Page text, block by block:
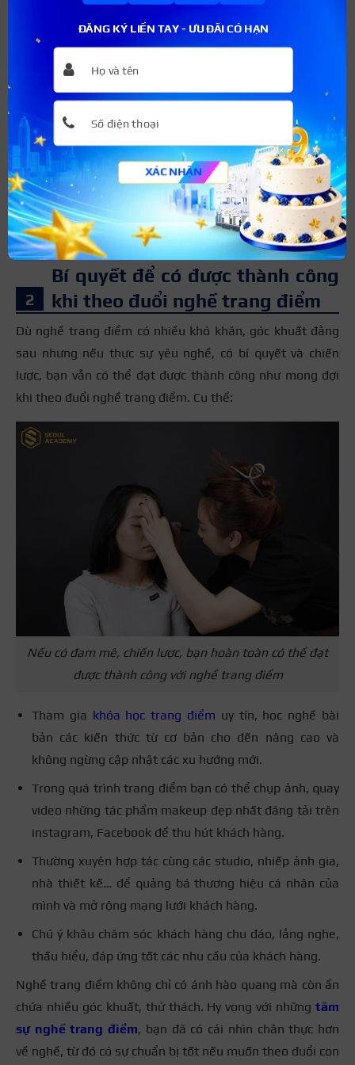
lượng tại đây
“Không phải cứ cầm cọ sẽ trở thành thợ
trang điểm”
Nhiều người cho rằng trang điểm là nghề dễ kiếm tiền,
nhưng thực tế có đến 80% người bỏ cuộc sau 1 – 2 năm vì
không chịu nổi áp lực. Vì vậy, có đam mê là chưa đủ, nghề
trang điểm đòi hỏi sự kiên trì, tỉ mỉ, khéo léo, khả năng
giao tiếp và phải có cả cái “duyên” với nghề.
Bí quyết để có được thành công
khi theo đuổi nghề trang điểm
Dù nghề trang điểm có nhiều khó khăn, góc khuất đằng
sau nhưng nếu thực sự yêu nghề, có bí quyết và chiến
lược, bạn vẫn có thể đạt được thành công như mong đợi
khi theo đuổi nghề trang điểm. Cụ thể:
Nếu có đam mê, chiến lược, bạn hoàn toàn có thể đạt
được thành công với nghề trang điểm
Tham gia khóa học trang điểm uy tín, học nghề bài
bản các kiến thức từ cơ bản cho đến nâng cao và
không ngừng cập nhật các xu hướng mới.
Trong quá trình trang điểm bạn có thể chụp ảnh, quay
video những tác phẩm makeup đẹp nhất đăng tải trên
instagram, Facebook để thu hút khách hàng.
Thường xuyên hợp tác cùng các studio, nhiếp ảnh gia,
nhà thiết kế… để quảng bá thương hiệu cá nhân của
mình và mở rộng mạng lưới khách hàng.
Chú ý khâu chăm sóc khách hàng chu đáo, lắng nghe,
thấu hiểu, đáp ứng tốt các nhu cầu của khách hàng.
Nghề trang điểm không chỉ có ánh hào quang mà còn ẩn
chứa nhiều góc khuất, thử thách. Hy vọng với những tâm
sự nghề trang điểm, bạn đã có cái nhìn chân thực hơn
về nghề, từ đó có sự chuẩn bị tốt nếu muốn theo đuổi con
ĐĂNG KÝ LIỀN TAY - ƯU ĐÃI CÓ HẠN
XÁC NHẬN